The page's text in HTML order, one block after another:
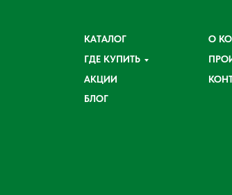
КАТАЛОГ
ГДЕ КУПИТЬ
АКЦИИ
БЛОГ
О